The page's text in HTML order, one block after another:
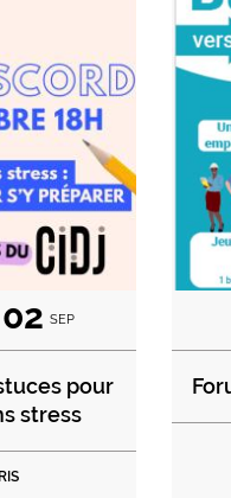
02 SEP
pour
stress